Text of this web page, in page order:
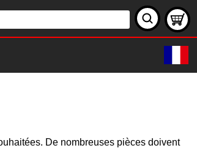
De nombreuses pièces doivent